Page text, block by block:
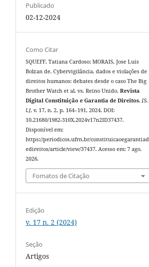
Publicado
02-12-2024
Como Citar
SQUEFF, Tatiana Cardoso; MORAIS, Jose Luis
Bolzan de. Cybervigilância, dados e violações de
direitos humanos: debates desde o caso The Big
Brother Watch et al. vs. Reino Unido.Revista
Digital Constituição e Garantia de Direitos,[S.
l.], v. 17, n. 2, p. 164–191, 2024. DOI:
10.21680/1982-310X.2024v17n2ID37437.
Disponível em:
https://periodicos.ufrn.br/constituicaoegarantiad
edireitos/article/view/37437. Acesso em: 7 ago.
2026.
Fomatos de Citação
Edição
v. 17 n. 2 (2024)
Seção
Artigos